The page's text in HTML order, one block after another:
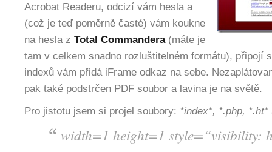
Acrobat Readeru, odcizí vám hesla a
(což je teď poměrně časté) vám koukne
na hesla z Total Commandera(máte je
tam v celkem snadno rozluštitelném formátu), připojí
indexů vám přidá iFrame odkaz na sebe.
pak také podstrčen PDF soubor a lavina je na světě.
Pro jistotu jsem si projel soubory: *index*, *.php, *.ht*
width=1 height=1 style=“visibility: